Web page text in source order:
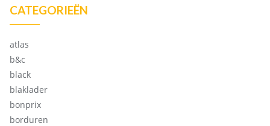
CATEGORIEËN
atlas
b&c
black
blaklader
bonprix
borduren